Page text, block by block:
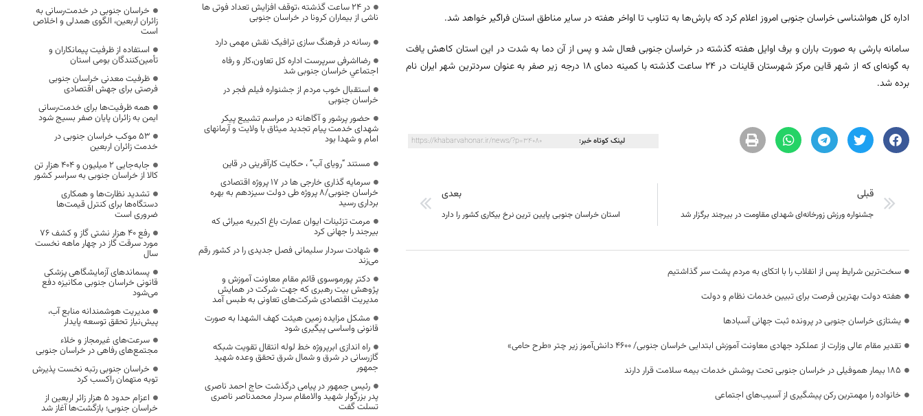
اداره کل هواشناسی خراسان جنوبی امروز اعلام کرد که بارش‌ها به تناوب تا اواخر هفته در سایر مناطق استان فراگیر خواهد شد.
سامانه بارشی به صورت باران و برف اوایل هفته گذشته در خراسان جنوبی فعال شد و پس از آن دما به شدت در این استان کاهش یافت
به گونه‌ای که از شهر قاین مرکز شهرستان قاینات در ۲۴ ساعت گذشته با کمینه دمای ۱۸ درجه زیر صفر به عنوان سردترین شهر ایران نام
برده شد.
لینک کوتاه خبر: https://khabarvahonar.ir/news/?p=34080
قبلی
جشنواره ورزش زورخانه‌ای شهدای مقاومت در بیرجند برگزار شد
بعدی
استان خراسان جنوبی پایین ترین نرخ بیکاری کشور را دارد
سخت‌ترین شرایط پس از انقلاب را با اتکای به مردم پشت سر گذاشتیم
هفته دولت بهترین فرصت برای تبیین خدمات نظام و دولت
یشتازی خراسان جنوبی در پرونده ثبت جهانی آسبادها
تقدیر مقام عالی وزارت از عملکرد جهادی معاونت آموزش ابتدایی خراسان جنوبی/ ۴۶۰۰ دانش‌آموز زیر چتر «طرح حامی»
۱۸۵ بیمار هموفیلی در خراسان جنوبی تحت پوشش خدمات بیمه سلامت قرار دارند
خانواده را مهمترین رکن پیشگیری از آسیب‌های اجتماعی
در 24 ساعت گذشته ،توقف افزایش تعداد فوتی ها
ناشی از بیماران کرونا در خراسان جنوبی
رسانه در فرهنگ سازی ترافیک نقش مهمی دارد
رضااشرفی سرپرست اداره کل تعاون،کار و رفاه
اجتماعي خراسان جنوبی شد
استقبال خوب مردم از جشنواره فیلم فجر در
خراسان جنوبی
حضور پرشور و آگاهانه در مراسم تشییع پیکر
شهدای خدمت پیام تجدید میثاق با ولایت و آرمانهای
امام و شهدا بود
مستند “رویای آب” ، حکایت کارآفرینی در قاین
سرمایه گذاری خارجی ها در ۱۷ پروژه اقتصادی
خراسان جنوبی/۸ پروژه طی دولت سیزدهم به بهره
برداری رسید
مرمت تزئینات ایوان عمارت باغ اکبریه میراثی که
بیرجند را جهانی کرد
شهادت سردار سلیمانی فصل جدیدی را در کشور رقم
می‌زند
دکتر پورموسوی قائم مقام معاونت آموزش و
پژوهش بیت رهبری که جهت شرکت در همایش
مدیریت اقتصادی شرکت‌های تعاونی به طبس آمد
مشکل مزایده زمین هیئت کهف الشهدا به صورت
قانونی واساسی پیگیری شود
راه اندازی ابرپروژه خط لوله انتقال تقویت شبکه
گازرسانی در شرق و شمال شرق تحقق وعده شهید
جمهور
رئیس جمهور در پیامی درگذشت حاج احمد ناصری
پدر بزرگوار شهید والامقام سردار محمدناصر ناصری
تسلت گفت
خراسان جنوبی در خدمت‌رسانی به
زائران اربعین، الگوی همدلی و اخلاص
است
استفاده از ظرفیت پیمانکاران و
تأمین‌کنندگان بومی استان
ظرفیت معدنی خراسان جنوبی
فرصتی برای جهش اقتصادی
همه ظرفیت‌ها برای خدمت‌رسانی
ایمن به زائران پایان صفر بسیج شود
53 موکب خراسان جنوبی در
خدمت زائران اربعین
جابه‌جایی 2 میلیون و 404 هزار تن
کالا از خراسان جنوبی به سراسر کشور
تشدید نظارت‌ها و همکاری
دستگاه‌ها برای کنترل قیمت‌ها
ضروری است
رفع 40 هزار نشتی گاز و کشف 76
مورد سرقت گاز در چهار ماهه نخست
سال
پسماندهای آزمایشگاهی پزشکی
قانونی خراسان جنوبی مکانیزه دفع
می‌شود
مدیریت هوشمندانه منابع آب،
پیش‌نیاز تحقق توسعه پایدار
سرعت‌های غیرمجاز و خلاء
مجتمع‌های رفاهی در خراسان جنوبی
خراسان جنوبی رتبه نخست پذیرش
توبه متهمان راکسب کرد
اعزام حدود 5 هزار زائر اربعین از
خراسان جنوبی؛ بازگشت‌ها آغاز شد